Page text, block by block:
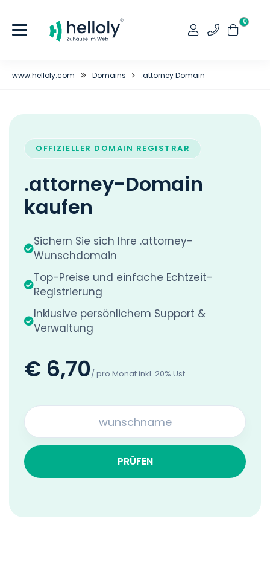
0
www.helloly.com Domains .attorney Domain
OFFIZIELLER DOMAIN REGISTRAR
.attorney-Domain
kaufen
Sichern Sie sich Ihre .attorney-
Wunschdomain
Top-Preise und einfache Echtzeit-
Registrierung
Inklusive persönlichem Support &
Verwaltung
€ 6,70/ pro Monat inkl. 20% Ust.
PRÜFEN